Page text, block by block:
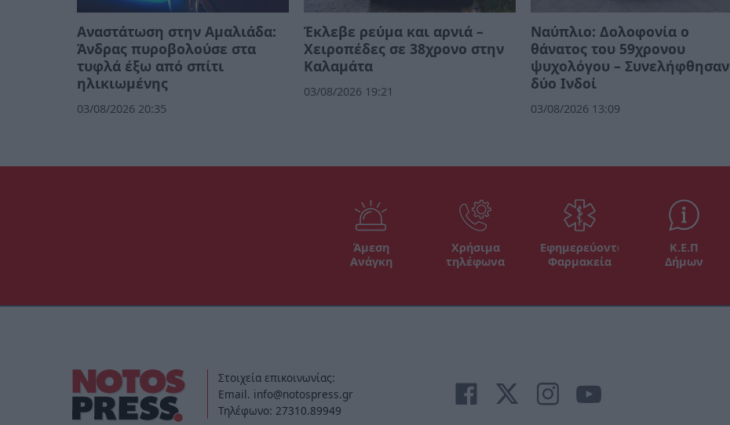
Αναστάτωση στην Αμαλιάδα:
Άνδρας πυροβολούσε στα
τυφλά έξω από σπίτι
ηλικιωμένης
03/08/2026 20:35
Έκλεβε ρεύμα και αρνιά –
Χειροπέδες σε 38χρονο στην
Καλαμάτα
03/08/2026 19:21
Ναύπλιο: Δολοφονία ο
θάνατος του 59χρονου
ψυχολόγου – Συνελήφθησαν
δύο Ινδοί
03/08/2026 13:09
Άμεση
Ανάγκη
Χρήσιμα
τηλέφωνα
Εφημερεύοντα
Φαρμακεία
Κ.Ε.Π
Δήμων
Στοιχεία επικοινωνίας:
Email. info@notospress.gr
Τηλέφωνο: 27310.89949